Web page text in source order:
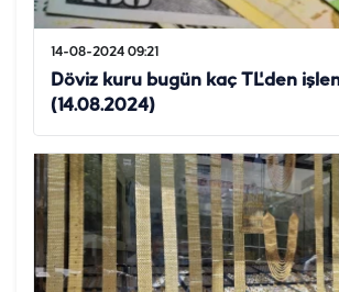
14-08-2024 09:21
Döviz kuru bugün kaç TL'den
(14.08.2024)